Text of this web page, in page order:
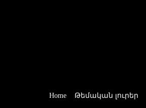
Home Թեմական լուրեր